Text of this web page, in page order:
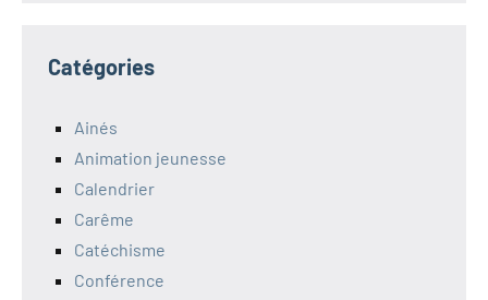
Catégories
Ainés
Animation jeunesse
Calendrier
Carême
Catéchisme
Conférence